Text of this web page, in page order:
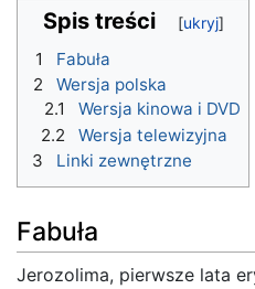
Spis treści
1
Fabuła
2
Wersja polska
2.1
Wersja kinowa i DVD
2.2
Wersja telewizyjna
3
Linki zewnętrzne
Fabuła
Jerozolima, pierwsze lata